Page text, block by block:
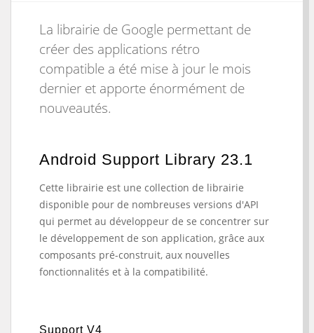
La librairie de Google permettant de
créer des applications rétro
compatible a été mise à jour le mois
dernier et apporte énormément de
nouveautés.
Android Support Library 23.1
Cette librairie est une collection de librairie
disponible pour de nombreuses versions d'API
qui permet au développeur de se concentrer sur
le développement de son application, grâce aux
composants pré-construit, aux nouvelles
fonctionnalités et à la compatibilité.
Support V4